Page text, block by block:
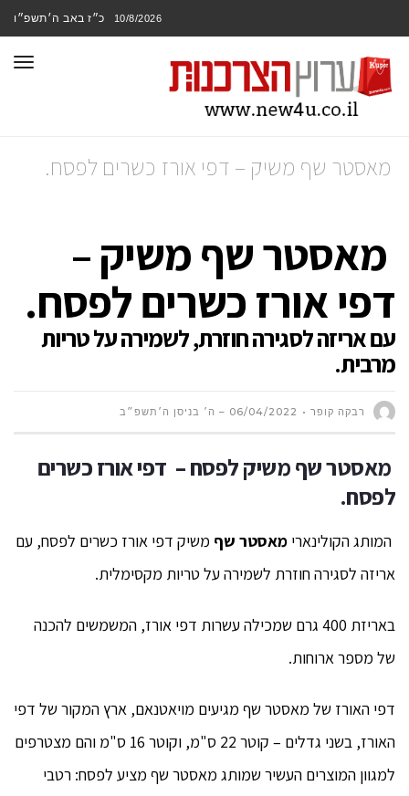
10/8/2026 כ״ז באב ה׳תשפ״ו
מאסטר שף משיק – דפי אורז כשרים לפסח.
מאסטר שף משיק –
דפי אורז כשרים לפסח.
עם אריזה לסגירה חוזרת, לשמירה על טריות
מרבית.
רבקה קופר 06/04/2022 – ה׳ בניסן ה׳תשפ״ב
מאסטר שף משיק לפסח – דפי אורזכשרים
לפסח.
המותג הקולינארי מאסטר שף משיק דפי אורז כשרים לפסח, עם
אריזה לסגירה חוזרת לשמירה על טריות מקסימלית.
באריזת 400 גרם שמכילה עשרות דפי אורז, המשמשים להכנה
של מספר ארוחות.
דפי האורז של מאסטר שף מגיעים מויאטנאם, ארץ המקור של דפי
האורז, בשני גדלים – קוטר 22 ס"מ, וקוטר 16 ס"מ והם מצטרפים
למגוון המוצרים העשיר שמותג מאסטר שף מציע לפסח: רטבי